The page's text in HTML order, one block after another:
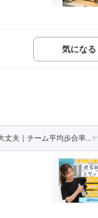
気になる
丈夫｜チーム平均歩合率...